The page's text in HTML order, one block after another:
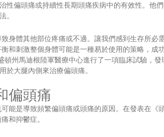
性偏頭痛或持續性長期頭痛疾病中的有效性。他
。
身體其他部位疼痛或不適。讓我們感到生存所必
和刺激整個身體可能是一種易於使用的策略，成
州馬迪根陸軍醫療中心進行了一項臨床試驗，發
大腿內側來治療偏頭痛。
偏頭痛
能是導致頻繁偏頭痛或頭痛的原因。在發表在《
和抑鬱症。